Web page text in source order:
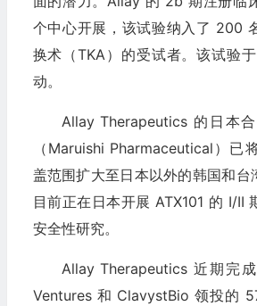
个中心开展，该试验纳入了 200
换术（TKA）的受试者。该试验
动。
Allay Therapeutics 的日本
（Maruishi Pharmaceutical）已
盖范围扩大至日本以外的韩国和台
目前正在日本开展 ATX101 的 I/II
安全性研究。
Allay Therapeutics 近期完
Ventures 和 ClavystBio 领投的